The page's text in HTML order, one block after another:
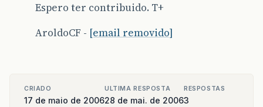
Espero ter contribuido. T+
AroldoCF - [email removido]
CRIADO
17 de maio de 2006
ULTIMA RESPOSTA
28 de mai. de 2006
RESPOSTAS
3